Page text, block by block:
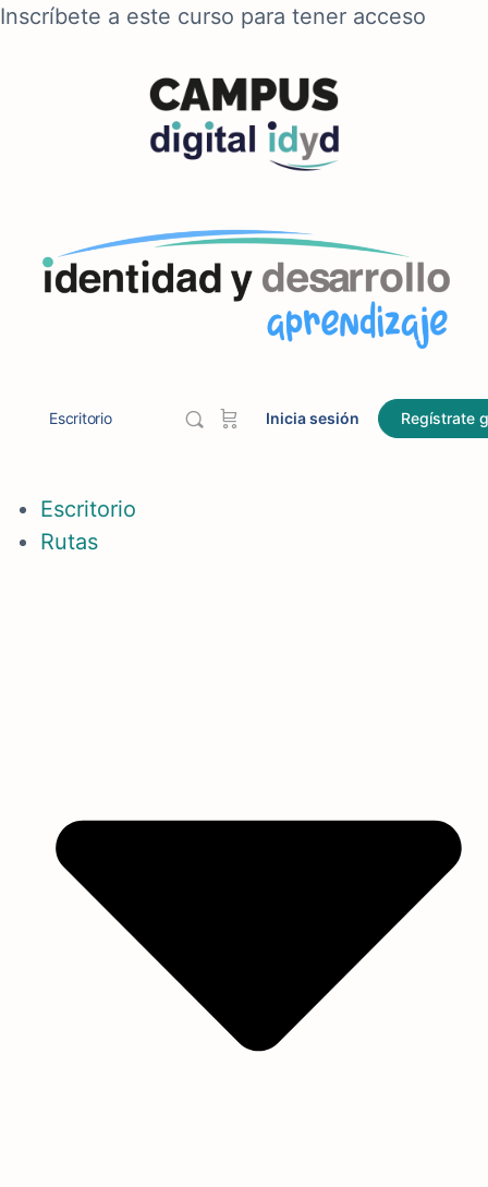
Inscríbete a este curso para tener acceso
Escritorio Inicia sesión Regístrate
Escritorio
Rutas